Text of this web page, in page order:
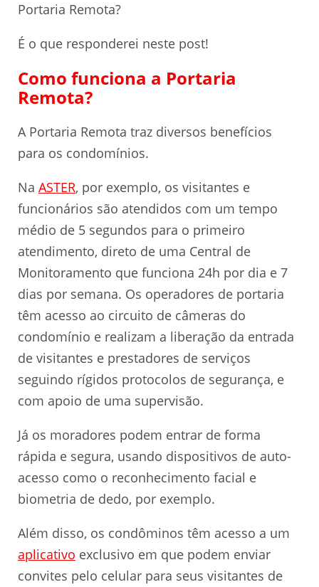
Portaria Remota?
É o que responderei neste post!
Como funciona a Portaria
Remota?
A Portaria Remota traz diversos benefícios
para os condomínios.
Na ASTER, por exemplo, os visitantes e
funcionários são atendidos com um tempo
médio de 5 segundos para o primeiro
atendimento, direto de uma Central de
Monitoramento que funciona 24h por dia e 7
dias por semana. Os operadores de portaria
têm acesso ao circuito de câmeras do
condomínio e realizam a liberação da entrada
de visitantes e prestadores de serviços
seguindo rígidos protocolos de segurança, e
com apoio de uma supervisão.
Já os moradores podem entrar de forma
rápida e segura, usando dispositivos de auto-
acesso como o reconhecimento facial e
biometria de dedo, por exemplo.
Além disso, os condôminos têm acesso a um
aplicativo exclusivo em que podem enviar
convites pelo celular para seus visitantes de